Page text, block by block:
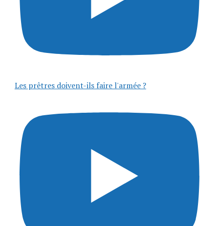
Les prêtres doivent-ils faire l'armée ?